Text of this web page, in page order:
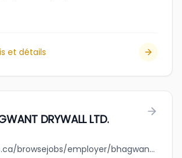
et détails
DRYWALL LTD.
jobbank.gc.ca/browsejobs/employer/bhagwant+drywall+ltd./ca